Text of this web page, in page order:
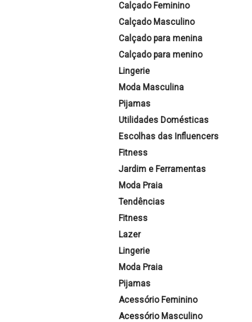
Calçado Feminino
Calçado Masculino
Calçado para menina
Calçado para menino
Lingerie
Moda Masculina
Pijamas
Utilidades Domésticas
Escolhas das Influencers
Fitness
Jardim e Ferramentas
Moda Praia
Tendências
Fitness
Lazer
Lingerie
Moda Praia
Pijamas
Acessório Feminino
Acessório Masculino